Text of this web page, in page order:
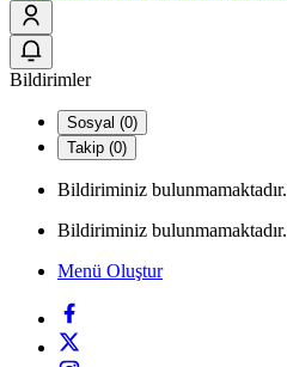
Bildirimler
Sosyal (0)
Takip (0)
Bildiriminiz bulunmamaktadır.
Bildiriminiz bulunmamaktadır.
Menü Oluştur